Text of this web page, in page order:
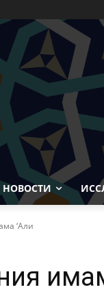
НОВОСТИ
‘Али